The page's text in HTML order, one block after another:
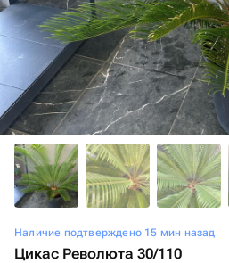
Наличие подтверждено 15 мин назад
Цикас Революта 30/110